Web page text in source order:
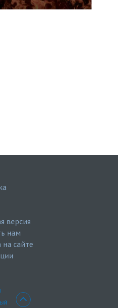
версия
нам
сайте